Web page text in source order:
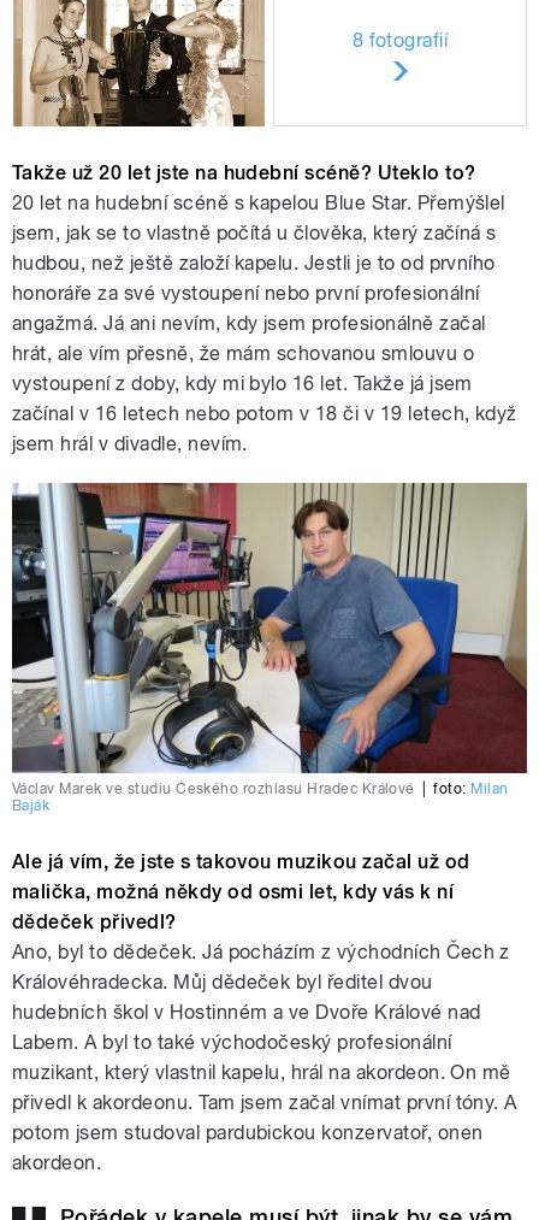
8 fotografií
Takže už 20 let jste na hudební scéně? Uteklo to?
20 let na hudební scéně s kapelou Blue Star. Přemýšlel
jsem, jak se to vlastně počítá u člověka, který začíná s
hudbou, než ještě založí kapelu. Jestli je to od prvního
honoráře za své vystoupení nebo první profesionální
angažmá. Já ani nevím, kdy jsem profesionálně začal
hrát, ale vím přesně, že mám schovanou smlouvu o
vystoupení z doby, kdy mi bylo 16 let. Takže já jsem
začínal v 16 letech nebo potom v 18 či v 19 letech, když
jsem hrál v divadle, nevím.
Václav Marek ve studiu Českého rozhlasu Hradec Králové foto: Milan
Baják
Ale já vím, že jste s takovou muzikou začal už od
malička, možná někdy od osmi let, kdy vás k ní
dědeček přivedl?
Ano, byl to dědeček. Já pocházím z východních Čech z
Královéhradecka. Můj dědeček byl ředitel dvou
hudebních škol v Hostinném a ve Dvoře Králové nad
Labem. A byl to také východočeský profesionální
muzikant, který vlastnil kapelu, hrál na akordeon. On mě
přivedl k akordeonu. Tam jsem začal vnímat první tóny. A
potom jsem studoval pardubickou konzervatoř, onen
akordeon.